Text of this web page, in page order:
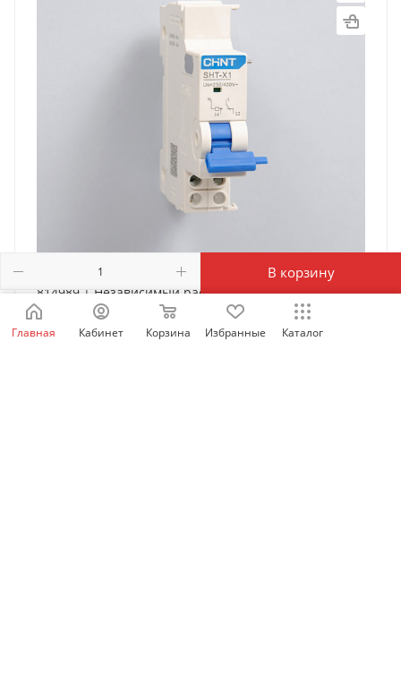
В корзину
814989 | Независимый расцепитель SHT-X1 AC
230/400В для NXB-63, Chint
Есть в наличии: 6390
Главная Кабинет Корзина Избранные Каталог